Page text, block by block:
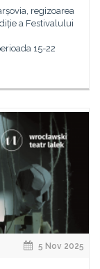
regizoarea
a Festivalului
15-22
5 Nov 2025